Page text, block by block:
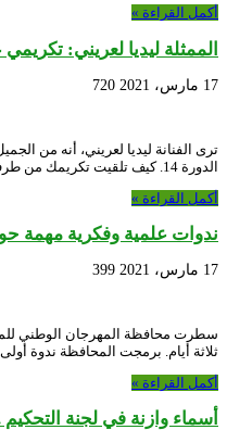
أكمل القراءة »
الممثلة ليديا لعريني:
17 مارس، 2021 720
ترى الفنانة ليديا لعريني، أنه من
الدورة 14. كيف تلقيت تكريمك من طرف محافظة المهرجان الوطني للمسرح …
أكمل القراءة »
ندوات علمية وفكرية مهمة
17 مارس، 2021 399
سطرت محافظة المهرجان الوطني
ثلاثة أيام. برمجت المحافظة ندوة أولى في الـ13 مارس المقبل، تحت عنوان
أكمل القراءة »
أسماء وازنة في لجنة